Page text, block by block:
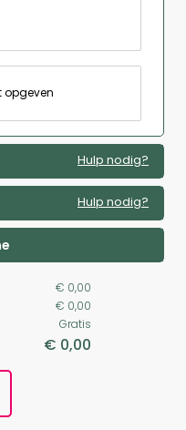
opgeven
Hulp nodig?
Hulp nodig?
€ 0,00
€ 0,00
Gratis
€ 0,00